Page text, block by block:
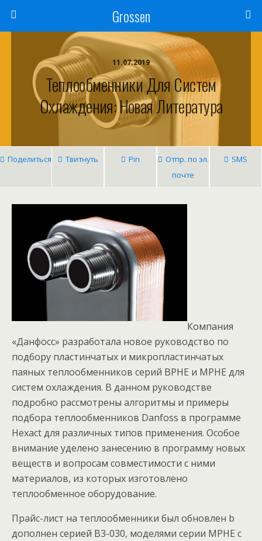
Grossen
11.07.2019
Теплообменники Для Систем
Охлаждения: Новая Литература
Поделиться Твитнуть Pin
Отпр. по эл.
почте
SMS
Компания
«Данфосс» разработала новое руководство по
подбору пластинчатых и микропластинчатых
паяных теплообменников серий BPHE и MPHE для
систем охлаждения. В данном руководстве
подробно рассмотрены алгоритмы и примеры
подбора теплообменников Danfoss в программе
Hexact для различных типов применения. Особое
внимание уделено занесению в программу новых
веществ и вопросам совместимости с ними
материалов, из которых изготовлено
теплообменное оборудование.
Прайс-лист на теплообменники был обновлен b
дополнен серией B3-030, моделями серии MPHE с